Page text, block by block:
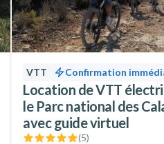
VTT Confirmation
Location de VTT
le Parc national des
avec guide virtuel
(5)